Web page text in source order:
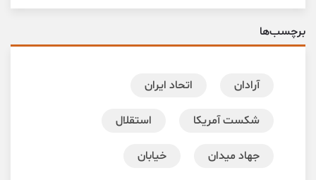
برچسب‌ها
آرادان اتحاد ایران
شکست آمریکا استقلال
جهاد میدان خیابان